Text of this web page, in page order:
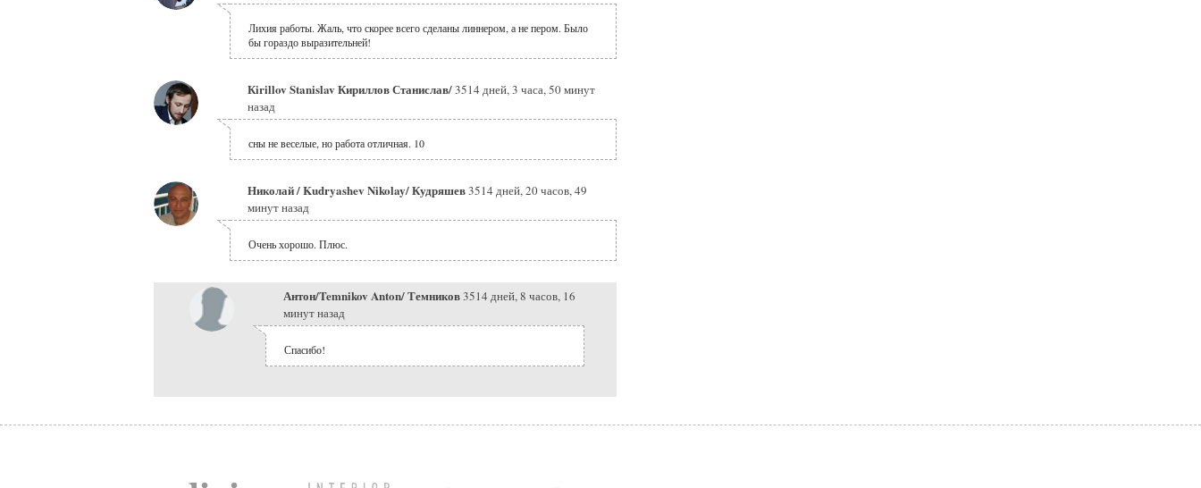
Лихия работы. Жаль, что скорее всего сделаны линнером, а не пером. Было
бы гораздо выразительней!
Кirillov Stanislav Кириллов Станислав/3514 дней, 3 часа, 50 минут
назад
сны не веселые, но работа отличная. 10
Николай / Kudryashev Nikolay/ Кудряшев3514 дней, 20 часов, 49
минут назад
Очень хорошо. Плюс.
Антон/Temnikov Anton/ Темников3514 дней, 8 часов, 16
минут назад
Спасибо!